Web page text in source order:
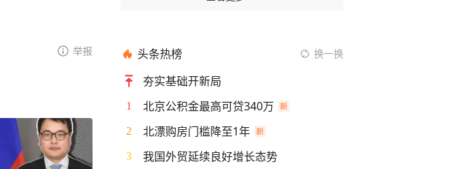
举报 头条热榜 换一换
夯实基础开新局
1 北京公积金最高可贷340万
2 北漂购房门槛降至1年
3 我国外贸延续良好增长态势